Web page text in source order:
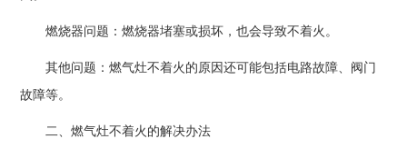
燃烧器问题：燃烧器堵塞或损坏，也会导致不着火。
其他问题：燃气灶不着火的原因还可能包括电路故障、阀门
故障等。
二、燃气灶不着火的解决办法